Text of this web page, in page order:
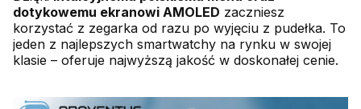
dotykowemu ekranowi AMOLED zaczniesz
korzystać z zegarka od razu po wyjęciu z pudełka. To
jeden z najlepszych smartwatchy na rynku w swojej
klasie – oferuje najwyższą jakość w doskonałej cenie.